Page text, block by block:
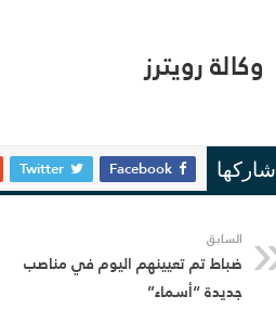
وكالة رويترز
شاركها Facebook
Twitter
السابق
ضباط تم تعيينهم اليوم في مناصب
جديدة “أسماء”